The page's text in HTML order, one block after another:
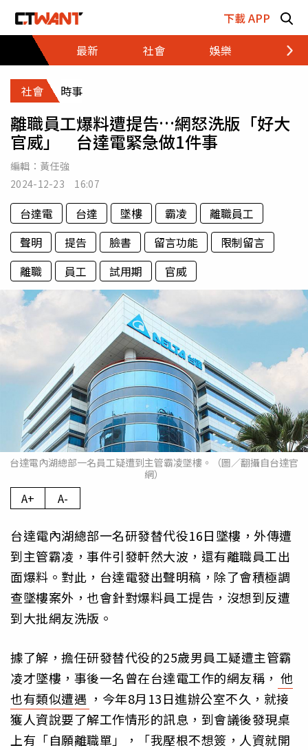
下載 APP
最新
社會 娛樂 財經
社會 時事
離職員工爆料遭提告…網怒洗版「好大
官威」 台達電緊急做1件事
編輯： 黃任強
2024-12-23 16:07
台達電 台達 墜樓 霸凌
離職員工
聲明
提告 臉書 留言功能
限制留言
離職
員工 試用期 官威
台達電內湖總部一名員工疑遭到主管霸凌墜樓。（圖／翻攝自台達官
網）
A+ A-
台達電內湖總部一名研發替代役16日墜樓，外傳遭
到主管霸凌，事件引發軒然大波，還有離職員工出
面爆料。對此，台達電發出聲明稿，除了會積極調
查墜樓案外，也會針對爆料員工提告，沒想到反遭
到大批網友洗版。
據了解，擔任研發替代役的25歲男員工疑遭主管霸
凌才墜樓，事後一名曾在台達電工作的網友稱， 他
也有類似遭遇 ，今年8月13日進辦公室不久，就接
獲人資說要了解工作情形的訊息，到會議後發現桌
上有「自願離職單」，「我壓根不想簽，人資就開